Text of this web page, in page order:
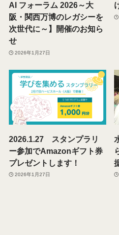
AI フォーラム 2026～大
阪・関西万博のレガシーを
次世代に～】開催のお知ら
せ
2026年1月27日
2026.1.27 スタンプラリ
ー参加でAmazonギフト券
プレゼントします！​
2026年1月27日